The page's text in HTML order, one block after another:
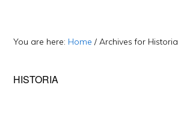
Faqe
Dedikuar
You are here: Home / Archives for Historia
HISTORIA